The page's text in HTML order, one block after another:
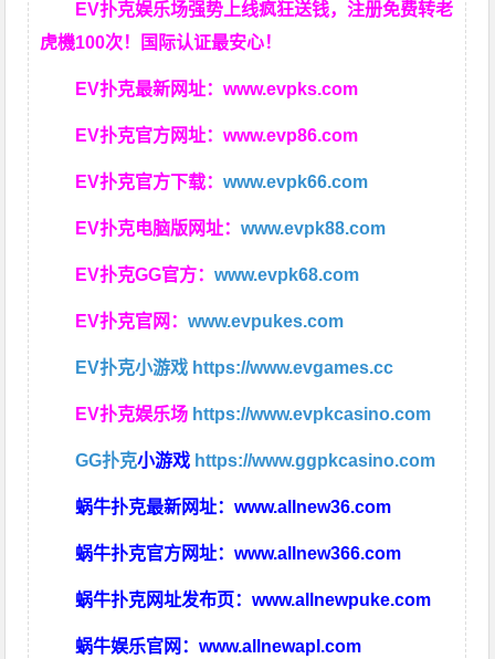
EV扑克娱乐场强势上线疯狂送钱，注册免费转老
虎機100次！国际认证最安心！
EV扑克最新网址：www.evpks.com
EV扑克官方网址：www.evp86.com
EV扑克官方下载：www.evpk66.com
EV扑克电脑版网址：www.evpk88.com
EV扑克GG官方：www.evpk68.com
EV扑克官网：www.evpukes.com
EV扑克小游戏 https://www.evgames.cc
EV扑克娱乐场 https://www.evpkcasino.com
GG扑克小游戏 https://www.ggpkcasino.com
蜗牛扑克最新网址：www.allnew36.com
蜗牛扑克官方网址：www.allnew366.com
蜗牛扑克网址发布页：www.allnewpuke.com
蜗牛娱乐官网：www.allnewapl.com